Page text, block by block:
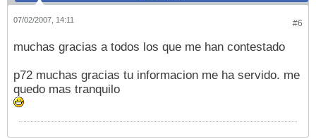
#6
07/02/2007, 14:11
muchas gracias a todos los que me han contestado
p72 muchas gracias tu informacion me ha servido. me
quedo mas tranquilo